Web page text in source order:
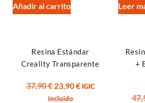
Añadir al carrito
Resina Estándar
Creality Transparente
37,90€ 23,90€ IGIC
incluido
Leer
+